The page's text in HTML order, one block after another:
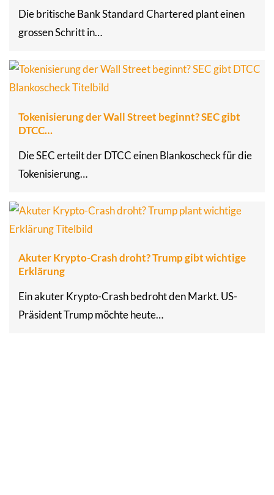
Die britische Bank Standard Chartered plant einen
grossen Schritt in…
Tokenisierung der Wall Street beginnt? SEC gibt
DTCC…
Die SEC erteilt der DTCC einen Blankoscheck für die
Tokenisierung…
Akuter Krypto-Crash droht? Trump gibt wichtige
Erklärung
Ein akuter Krypto-Crash bedroht den Markt. US-
Präsident Trump möchte heute…